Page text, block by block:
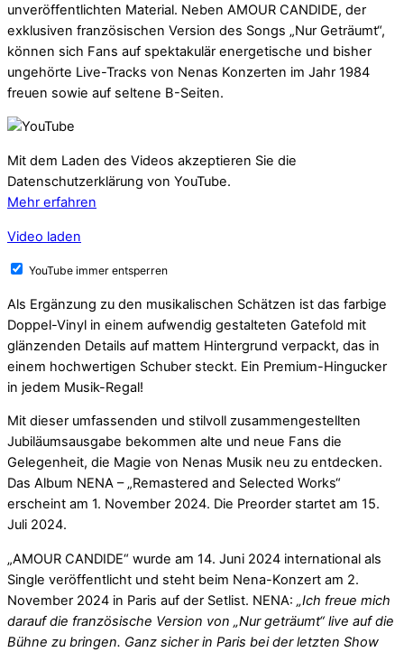
unveröffentlichten Material. Neben AMOUR CANDIDE, der
exklusiven französischen Version des Songs „Nur Geträumt“,
können sich Fans auf spektakulär energetische und bisher
ungehörte Live-Tracks von Nenas Konzerten im Jahr 1984
freuen sowie auf seltene B-Seiten.
Mit dem Laden des Videos akzeptieren Sie die
Datenschutzerklärung von YouTube.
Mehr erfahren
Video laden
YouTube immer entsperren
Als Ergänzung zu den musikalischen Schätzen ist das farbige
Doppel-Vinyl in einem aufwendig gestalteten Gatefold mit
glänzenden Details auf mattem Hintergrund verpackt, das in
einem hochwertigen Schuber steckt. Ein Premium-Hingucker
in jedem Musik-Regal!
Mit dieser umfassenden und stilvoll zusammengestellten
Jubiläumsausgabe bekommen alte und neue Fans die
Gelegenheit, die Magie von Nenas Musik neu zu entdecken.
Das Album NENA – „Remastered and Selected Works“
erscheint am 1. November 2024. Die Preorder startet am 15.
Juli 2024.
„AMOUR CANDIDE“ wurde am 14. Juni 2024 international als
Single veröffentlicht und steht beim Nena-Konzert am 2.
November 2024 in Paris auf der Setlist. NENA: „Ich freue mich
darauf die französische Version von „Nur geträumt“ live auf die
Bühne zu bringen. Ganz sicher in Paris bei der letzten Show